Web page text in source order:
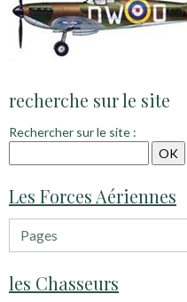
recherche sur le site
Rechercher sur le site :
Les Forces Aériennes
les Chasseurs